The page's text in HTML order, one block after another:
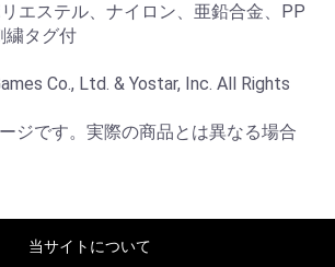
エステル、ナイロン、亜鉛合金、PP
繍タグ付
Co., Ltd. & Yostar, Inc. All Rights
ジです。実際の商品とは異なる場合
当サイトについて